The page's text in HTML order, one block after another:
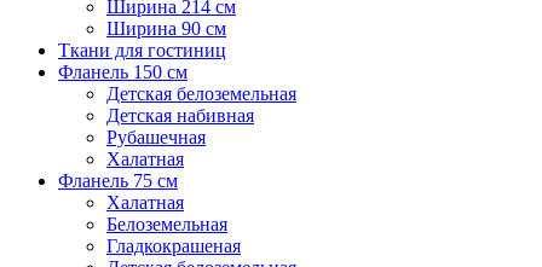
Ширина 214 см
Ширина 90 см
Ткани для гостиниц
Фланель 150 см
Детская белоземельная
Детская набивная
Рубашечная
Халатная
Фланель 75 см
Халатная
Белоземельная
Гладкокрашеная